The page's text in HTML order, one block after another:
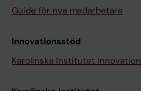
Guide för nya medarbetare
Innovationsstöd
Karolinska Institutet Innovation